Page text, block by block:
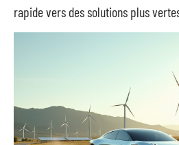
rapide vers des solutions plus